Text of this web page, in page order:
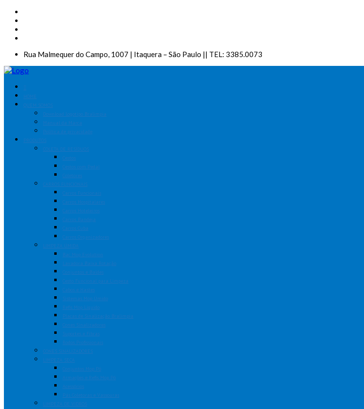
Rua Malmequer do Campo, 1007 | Itaquera – São Paulo || TEL: 3385.0073
HOME
QUEM SOMOS
Download Logotipo Bralimpia
Manual da Marca
Política de privacidade
PRODUTOS
COLETA DE RESÍDUOS
Cestos
Cestos com Pedal
Coletores
CARROS FUNCIONAIS
Carros Funcionais
Carros Hospitalares
Carros Hoteleiros
Carros Bandeja
Carros Cuba
Carros Organizadores
LIMPEZA ÚMIDA
Bac Mop Evolution
Lavadora Baixa Rotação
Conjuntos e Baldes
Cesto Funcional para Limpeza
Cabos e Hastes
Sistemas Mop Úmido
Refis Mop Líquido
Placas de Sinalização Bralimpia
Cones Sinalizadores
Suportes e Fibras
Rodos Profissionais
CONES SINALIZADORES
LIMPEZA SECA
Conjuntos Mop Pó
Armações e Refis Mop Pó
Acessórios
Pás Coletoras e Vassouras
LIMPEZA DE VIDROS